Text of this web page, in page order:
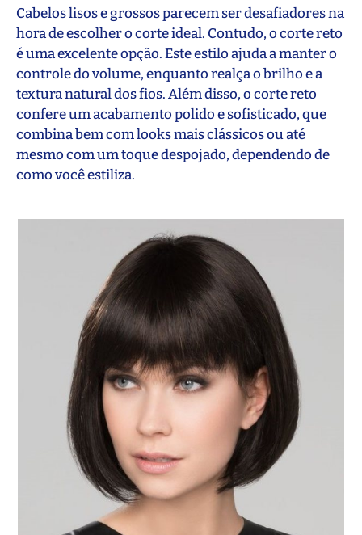
Cabelos lisos e grossos parecem ser desafiadores na
hora de escolher o corte ideal. Contudo, o corte reto
é uma excelente opção. Este estilo ajuda a manter o
controle do volume, enquanto realça o brilho e a
textura natural dos fios. Além disso, o corte reto
confere um acabamento polido e sofisticado, que
combina bem com looks mais clássicos ou até
mesmo com um toque despojado, dependendo de
como você estiliza.